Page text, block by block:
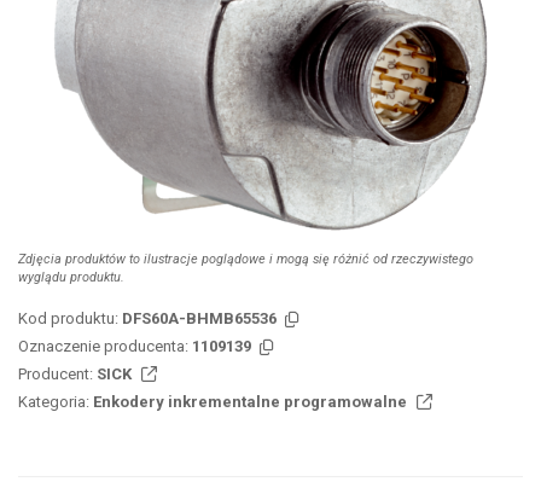
Zdjęcia produktów to ilustracje poglądowe i mogą się różnić od rzeczywistego
wyglądu produktu.
Kod produktu: DFS60A-BHMB65536
Oznaczenie producenta: 1109139
Producent: SICK
Kategoria: Enkodery inkrementalne programowalne